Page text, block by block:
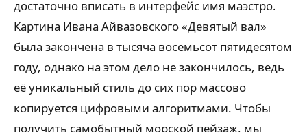
достаточно вписать в интерфейс имя маэстро.
Картина Ивана Айвазовского «Девятый вал»
была закончена в тысяча восемьсот пятидесятом
году, однако на этом дело не закончилось, ведь
её уникальный стиль до сих пор массово
копируется цифровыми алгоритмами. Чтобы
получить самобытный морской пейзаж, мы